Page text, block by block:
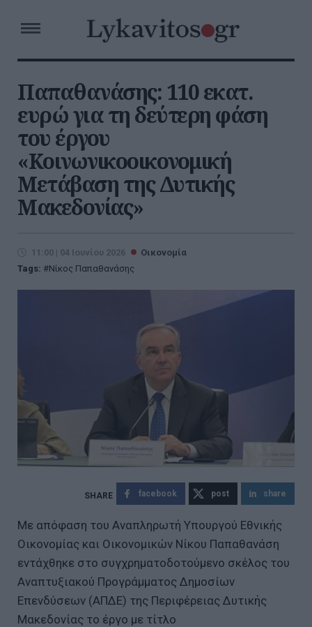
Παπαθανάσης: 110 εκατ.
ευρώ για τη δεύτερη φάση
του έργου
«Κοινωνικοοικονομική
Μετάβαση της Δυτικής
Μακεδονίας»
11:00 | 04 Ιουνίου 2026
Οικονομία
Tags:
Νίκος Παπαθανάσης
facebook post share
Με απόφαση του Αναπληρωτή Υπουργού Εθνικής
Οικονομίας και Οικονομικών Νίκου Παπαθανάση
εντάχθηκε στο συγχρηματοδοτούμενο σκέλος του
Αναπτυξιακού Προγράμματος Δημοσίων
Επενδύσεων (ΑΠΔΕ) της Περιφέρειας Δυτικής
Μακεδονίας το έργο με τίτλο